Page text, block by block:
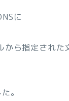
に
から指定され
。